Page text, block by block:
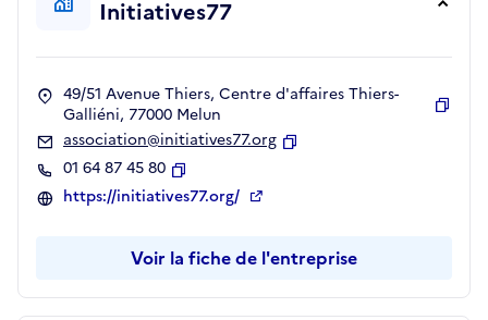
Initiatives77
49/51 Avenue Thiers, Centre d'affaires Thiers-
Galliéni, 77000 Melun
association@initiatives77.org
01 64 87 45 80
Copier
https://initiatives77.org/
Voir la fiche de l'entreprise